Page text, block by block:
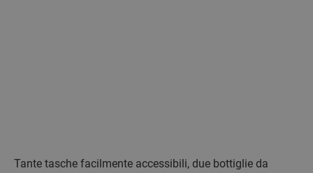
Tante tasche facilmente accessibili, due bottiglie da